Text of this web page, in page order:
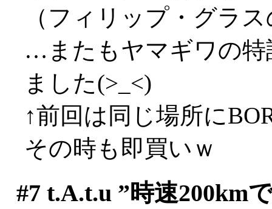
（フィリップ・グラ
…またもヤマギワの特
ました(>_<)
↑前回は同じ場所に
その時も即買いｗ
#7 t.A.t.u ”時速200km